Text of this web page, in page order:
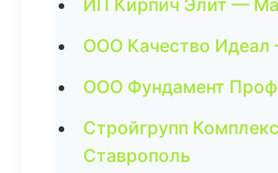
ИП Кирпич Элит —
ООО Качество Идеал
ООО Фундамент
Стройгрупп
Ставрополь